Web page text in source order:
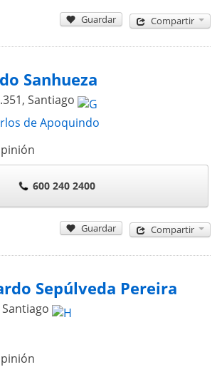
Guardar Compartir
Sanhueza
, Santiago
de Apoquindo
600 240 2400
Guardar Compartir
Sepúlveda Pereira
Santiago